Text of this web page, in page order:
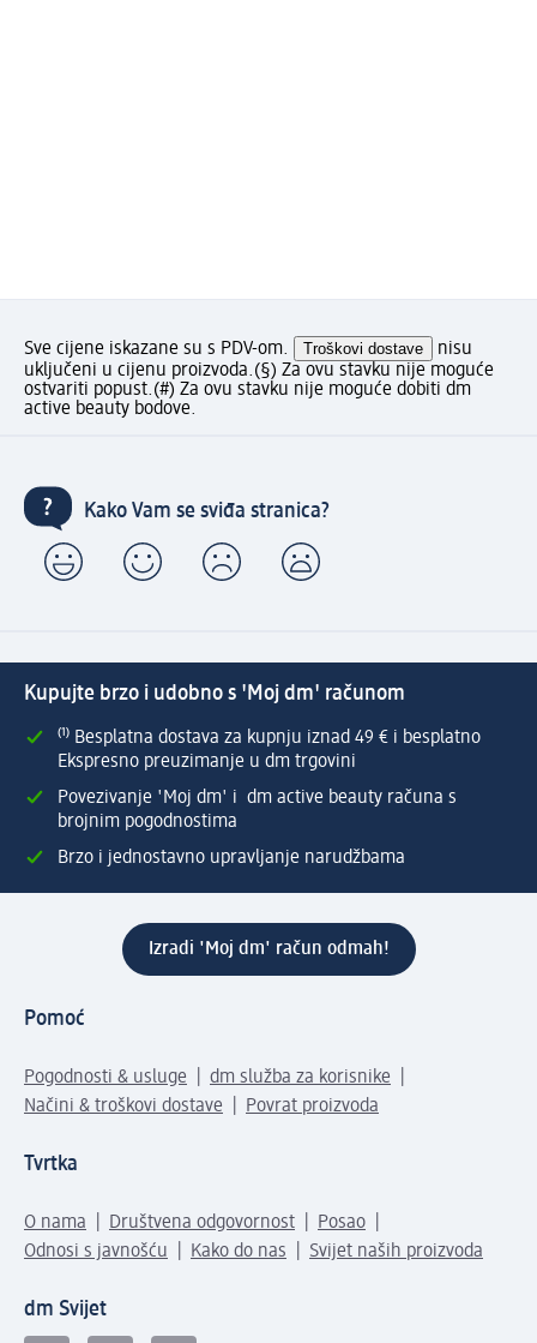
Sve cijene iskazane su s PDV-om. Troškovi dostave
nisu
uključeni u cijenu proizvoda.(§) Za ovu stavku nije moguće
ostvariti popust.(#) Za ovu stavku nije moguće dobiti dm
active beauty bodove.
Kako Vam se sviđa stranica?
Kupujte brzo i udobno s 'Moj dm' računom
⁽¹⁾ Besplatna dostava za kupnju iznad 49 € i besplatno
Ekspresno preuzimanje u dm trgovini
Povezivanje 'Moj dm' i dm active beauty računa s
brojnim pogodnostima
Brzo i jednostavno upravljanje narudžbama
Izradi 'Moj dm' račun odmah!
Pomoć
Pogodnosti & usluge
dm služba za korisnike
Načini & troškovi dostave
Povrat proizvoda
Tvrtka
O nama Društvena odgovornost
Posao
Odnosi s javnošću
Kako do nas Svijet naših proizvoda
dm Svijet